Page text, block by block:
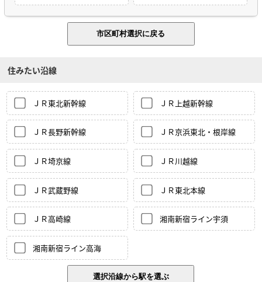
住みたい沿線
ＪＲ東北新幹線 ＪＲ上越新幹線
ＪＲ長野新幹線 ＪＲ京浜東北・根岸線
ＪＲ埼京線 ＪＲ川越線
ＪＲ武蔵野線 ＪＲ東北本線
ＪＲ高崎線 湘南新宿ライン宇須
湘南新宿ライン高海